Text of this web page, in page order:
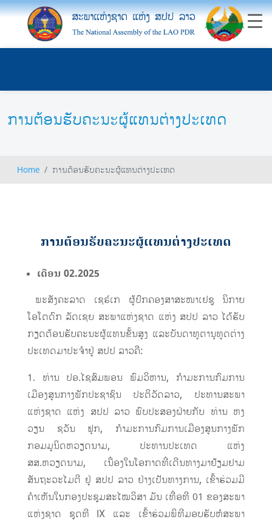
ການຕ້ອນຮັບຄະນະຜູ້ແທນຕ່າງປະເທດ
Home ການຕ້ອນຮັບຄະນະຜູ້ແທນຕ່າງປະເທດ
ການຕ້ອນຮັບຄະນະຜູ້ແທນຕ່າງປະເທດ
ເດືອນ 02.2025
ພະສັງຄະລາດ ເຊຣ໌ເກ ຜູ້ປົກຄອງສາສະໜາເຢຊູ ນິກາຍ
ໂອໂຕດົກ ລັດເຊຍ ສະພາແຫ່ງຊາດ ແຫ່ງ ສປປ ລາວ ໄດ້ຮັບ
ກຽດຕ້ອນຮັບຄະນະຜູ້ແທນຂັ້ນສູງ ແລະບັນດາທູຕານຸທູດຕ່າງ
ປະເທດມາປະຈຳຢູ່ ສປປ ລາວຄື:
1. ທ່ານ ປອ.ໄຊສົມພອນ ພົມວິຫານ, ກຳມະການກົມການ
ເມືອງສູນກາງພັກປະຊາຊົນ ປະຕິວັດລາວ, ປະທານສະພາ
ແຫ່ງຊາດ ແຫ່ງ ສປປ ລາວ ພົບປະສອງຝ່າຍກັບ ທ່ານ ຫງ
ວຽນ ຊວັນ ຟຸກ, ກຳມະການກົມການເມືອງສູນກາງພັກ
ກອມມູນິດຫວຽດນາມ, ປະທານປະເທດ ແຫ່ງ
ສສ.ຫວຽດນາມ, ​ເນື່ອງ​ໃນ​ໂອກາດ​ທີ່​ເດີນທາງ​ມາຢ້ຽມຢາມ
ສັນຖະວະໄມຕີ ຢູ່ ສປປ ລາວ ຢ່າງ​ເປັນ​ທາງ​ການ, ​ເຂົ້າ​ຮ່ວມມີ
ຄຳເຫັນໃນ​ກອງ​ປະຊຸມ​ສ​ະ​ໄໝ​ວິສາ ມັນ ​ເທື່ອ​ທີ 01 ຂອງ​ສະພາ​
ແຫ່ງ​ຊາດ ຊຸດ​ທີ IX ແລະ ເຂົ້າຮ່ວມພິທີມອບຮັບຫໍສະພາ